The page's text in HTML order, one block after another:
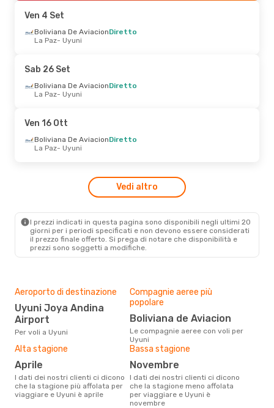
Boliviana De Aviacion
Diretto
Uyuni- La Paz
Boliviana De Aviacion
Cochabamba
Boliviana De Aviacion1 Scalo
Uyuni- Cochabamba
Lun 19 Ott
Boliviana De Aviacion
Diretto
- Uyuni
Boliviana De Aviacion
Diretto
La Paz- Uyuni
Boliviana De Aviacion
Diretto
Ven 4 Set
Boliviana De AviacionDiretto
La Paz- Uyuni
Sab 26 Set
Boliviana De AviacionDiretto
La Paz- Uyuni
Ven 16 Ott
Boliviana De AviacionDiretto
La Paz- Uyuni
Vedi altro
I prezzi indicati in questa pagina sono disponibili negli ultimi 20
giorni per i periodi specificati e non devono essere considerati
il ​​prezzo finale offerto. Si prega di notare che disponibilità e
prezzi sono soggetti a modifiche.
Aeroporto di destinazione
Uyuni Joya Andina
Airport
Per voli a Uyuni
Compagnie aeree più
popolare
Boliviana de Aviacion
Le compagnie aeree con voli per
Uyuni
Alta stagione
aprile
I dati dei nostri clienti ci dicono
che la stagione più affolata per
viaggiare e Uyuni è aprile
Bassa stagione
novembre
I dati dei nostri clienti ci dicono
che la stagione meno affolata
per viaggiare e Uyuni è
novembre